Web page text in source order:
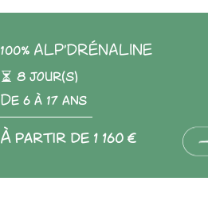
100% ALP'DRÉNALINE
8 jour(s)
De 6 à 17 ans
À partir de 1 160 €